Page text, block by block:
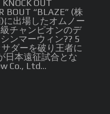
OUT
BOUT “BLAZE” (株
出場したオムノー
チャンピオンのデ
ンマーウィン?? 5
ダーを破り王者に
日本遠征試合とな
Co., Ltd...